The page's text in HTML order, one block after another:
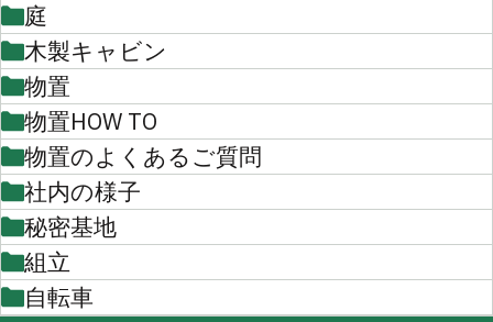
庭
木製キャビン
物置
物置HOW TO
物置のよくあるご質問
社内の様子
秘密基地
組立
自転車